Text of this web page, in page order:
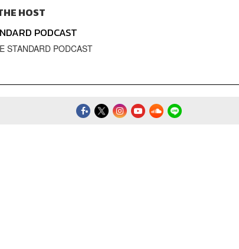
HOST
PODCAST
STANDARD PODCAST